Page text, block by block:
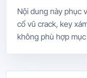
Nội dung này phục
cổ vũ crack, key
không phù hợp